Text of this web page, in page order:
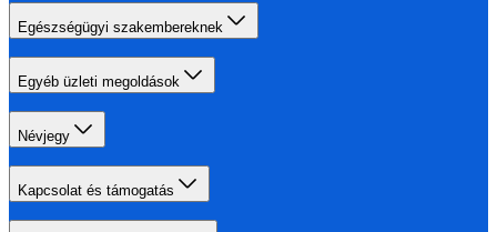
Egészségügyi szakembereknek
Egyéb üzleti megoldások
Névjegy
Kapcsolat és támogatás